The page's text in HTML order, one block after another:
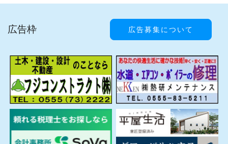
広告枠 広告募集について